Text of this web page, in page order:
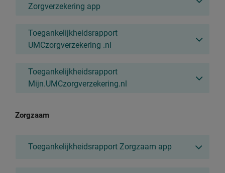
Zorgverzekering app
Toegankelijkheidsrapport
UMCzorgverzekering .nl
Toegankelijkheidsrapport
Mijn.UMCzorgverzekering.nl
Zorgzaam
Toegankelijkheidsrapport Zorgzaam app